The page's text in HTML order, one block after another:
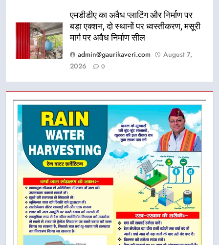
एमडीडीए का अवैध प्लाटिंग और निर्माण पर
बड़ा एक्शन, दो स्थानों पर ध्वस्तीकरण, मसूरी
मार्ग पर अवैध निर्माण सील
admin@gaurikaveri.com
August 7,
2026
0